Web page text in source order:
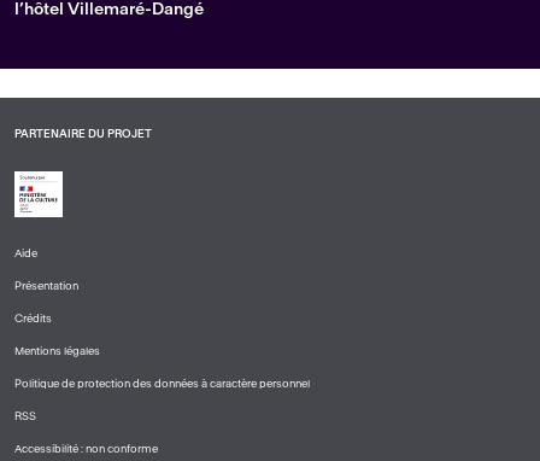
l’hôtel Villemaré-Dangé
PARTENAIRE DU PROJET
DE
PAGE
1
Aide
Présentation
Crédits
Mentions légales
Politique de protection des données à caractère personnel
RSS
Accessibilité : non conforme